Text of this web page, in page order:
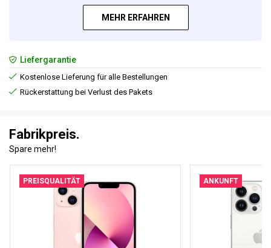
MEHR ERFAHREN
Liefergarantie
Kostenlose Lieferung für alle Bestellungen
Rückerstattung bei Verlust des Pakets
Fabrikpreis.
Spare mehr!
PREISQUALITÄT ANKUNFT